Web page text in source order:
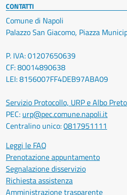
CONTATTI
Comune di Napoli
Palazzo San Giacomo, Piazza
P. IVA: 01207650639
CF: 80014890638
LEI: 8156007FF4DEB97ABA09
Servizio Protocollo, URP e Albo
PEC: urp@pec.comune.napoli.it
Centralino unico:0817951111
Leggi le FAQ
Prenotazione appuntamento
Segnalazione disservizio
Richiesta assistenza
Amministrazione trasparente